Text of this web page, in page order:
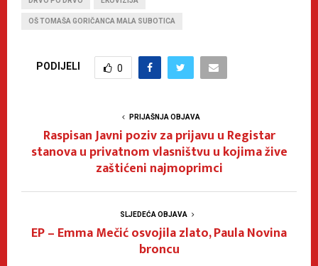
OŠ TOMAŠA GORIČANCA MALA SUBOTICA
PODIJELI 0
PRIJAŠNJA OBJAVA
Raspisan Javni poziv za prijavu u Registar
stanova u privatnom vlasništvu u kojima žive
zaštićeni najmoprimci
SLJEDEĆA OBJAVA
EP – Emma Mečić osvojila zlato, Paula Novina
broncu